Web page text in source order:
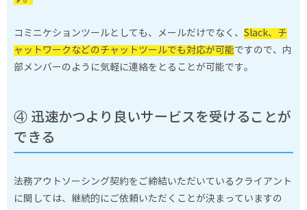
コミニケションツールとしても、メールだけでなく、 Slack、チ
ャットワークなどのチャットツールでも対応が可能ですので、内
部メンバーのように気軽に連絡をとることが可能です。
④ 迅速かつより良いサービスを受けることが
できる
法務アウトソーシング契約をご締結いただいているクライアント
に関しては、継続的にご依頼いただくことが決まっていますの